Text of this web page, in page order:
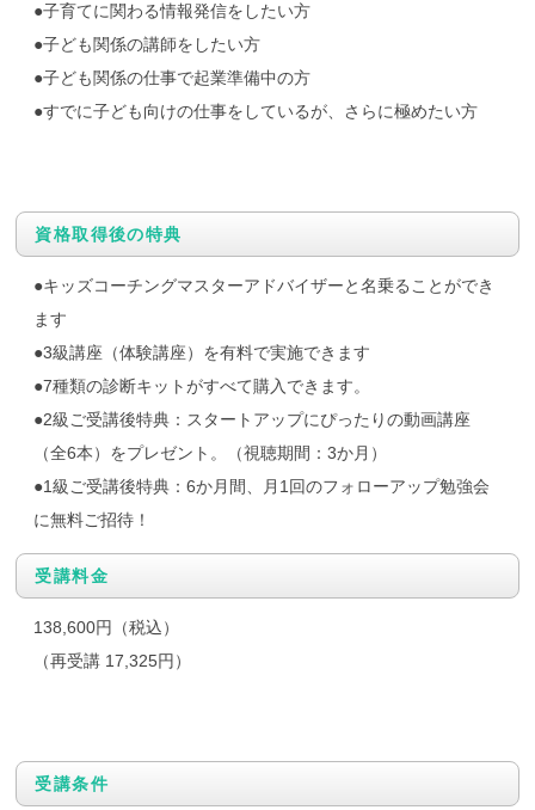
●子育てに関わる情報発信をしたい方
●子ども関係の講師をしたい方
●子ども関係の仕事で起業準備中の方
●すでに子ども向けの仕事をしているが、さらに極めたい方
資格取得後の特典
●キッズコーチングマスターアドバイザーと名乗ることができ
ます
●3級講座（体験講座）を有料で実施できます
●7種類の診断キットがすべて購入できます。
●2級ご受講後特典：スタートアップにぴったりの動画講座
（全6本）をプレゼント。（視聴期間：3か月）
●1級ご受講後特典：6か月間、月1回のフォローアップ勉強会
に無料ご招待！
受講料金
138,600円（税込）
（再受講 17,325円）
受講条件